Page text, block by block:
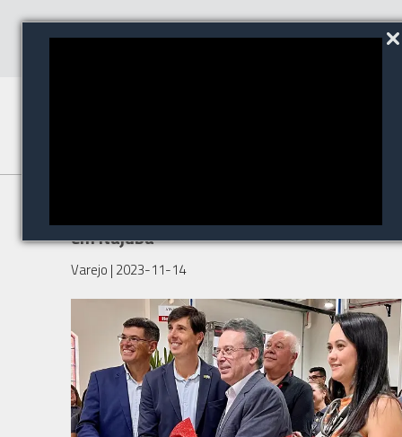
em Itajubá
Varejo | 2023-11-14